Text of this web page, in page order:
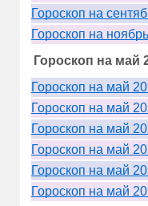
Гороскоп на
Гороскоп на
Гороскоп на май
Гороскоп на май
Гороскоп на май
Гороскоп на май
Гороскоп на май
Гороскоп на май
Гороскоп на май